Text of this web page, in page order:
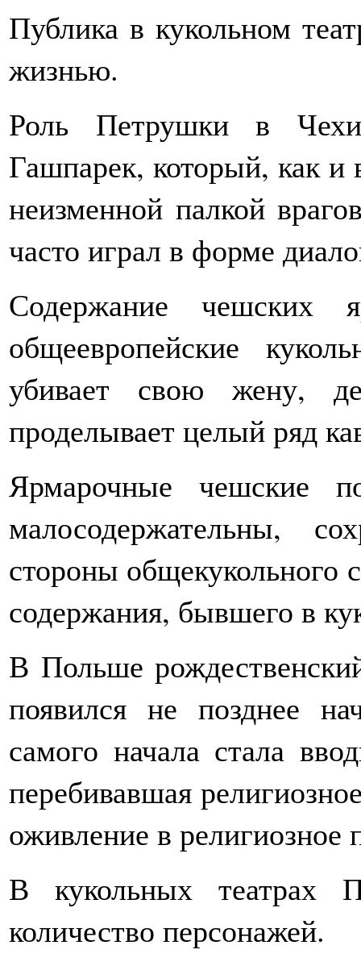
Публика в кукольном
жизнью.
Роль Петрушки в
Гашпарек, который, как и
неизменной палкой
часто играл в форме
Содержание чешских
общеевропейские
убивает свою жену,
проделывает целый ряд
Ярмарочные чешские
малосодержательны,
стороны общекукольного
содержания, бывшего в
В Польше
появился не позднее
самого начала стала
перебивавшая
оживление в религиозное
В кукольных театрах
количество персонажей.